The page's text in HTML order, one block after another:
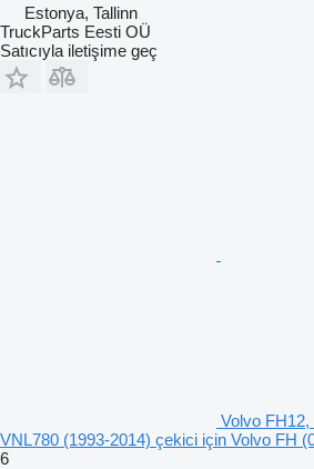
Estonya, Tallinn
TruckParts Eesti OÜ
Satıcıyla iletişime geç
Volvo
VNL780 (1993-2014) çekici için Volvo FH
6